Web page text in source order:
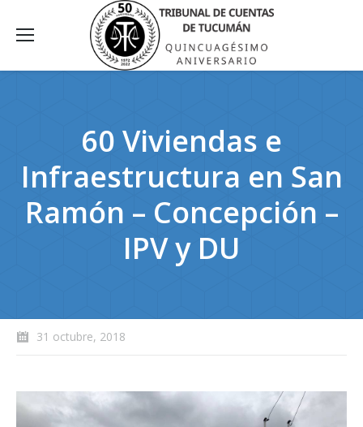
60 Viviendas e
Infraestructura en San
Ramón – Concepción –
IPV y DU
31 octubre, 2018